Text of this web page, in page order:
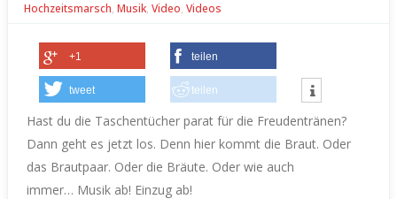
Hochzeitsmarsch, Musik, Video, Videos
+1 teilen
tweet teilen
Hast du die Taschentücher parat für die Freudentränen?
Dann geht es jetzt los. Denn hier kommt die Braut. Oder
das Brautpaar. Oder die Bräute. Oder wie auch
immer… Musik ab! Einzug ab!